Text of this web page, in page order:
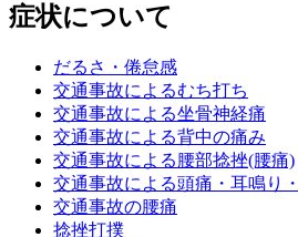
症状について
だるさ・倦怠感
交通事故によるむち打ち
交通事故による坐骨神経痛
交通事故による背中の痛み
交通事故による腰部捻挫(腰痛)
交通事故による頭痛・耳鳴り
交通事故の腰痛
捻挫打撲